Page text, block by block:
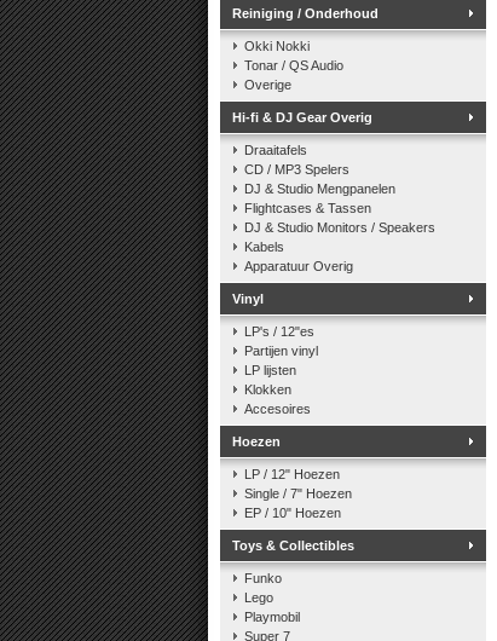
Reiniging / Onderhoud
Okki Nokki
Tonar / QS Audio
Overige
Hi-fi & DJ Gear Overig
Draaitafels
CD / MP3 Spelers
DJ & Studio Mengpanelen
Flightcases & Tassen
DJ & Studio Monitors / Speakers
Kabels
Apparatuur Overig
Vinyl
LP's / 12"es
Partijen vinyl
LP lijsten
Klokken
Accesoires
Hoezen
LP / 12" Hoezen
Single / 7" Hoezen
EP / 10" Hoezen
Toys & Collectibles
Funko
Lego
Playmobil
Super 7